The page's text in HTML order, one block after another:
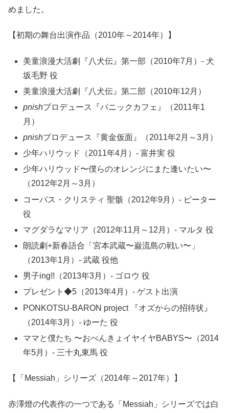
めました。
【初期の舞台出演作品（2010年～2014年）】
美童浪漫大活劇『八犬伝』第一部（2010年7月）- 犬
坂毛野 役
美童浪漫大活劇『八犬伝』第二部（2010年12月）
pnishプロデュース『パニックカフェ』（2011年1
月）
pnishプロデュース『黄金仮面』（2011年2月～3月）
少年ハリウッド（2011年4月）- 富井実 役
少年ハリウッド〜僕らのオレンジにまた逢いたい〜
（2012年2月～3月）
コーパス・クリスティ 聖骸（2012年9月）- ピーター
役
マグダラなマリア（2012年11月～12月）- マルタ 役
朗読劇+新春語合「宮本武蔵〜巌流島の戦い〜」
（2013年1月）- 武蔵 役他
男子ing!!（2013年3月）- ゴロウ 役
プレゼント◆5（2013年4月）- ゲスト出演
PONKOTSU-BARON project 『オズからの招待状』
（2014年3月）- ゆーた 役
ママと僕たち 〜おべんきょイヤイヤBABYS〜（2014
年5月）- 三十丸東馬 役
【「Messiah」シリーズ（2014年～2017年）】
赤澤燈の代表作の一つである「Messiah」シリーズでは白